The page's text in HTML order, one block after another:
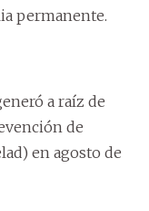
permanente.
a raíz de
de
en agosto de